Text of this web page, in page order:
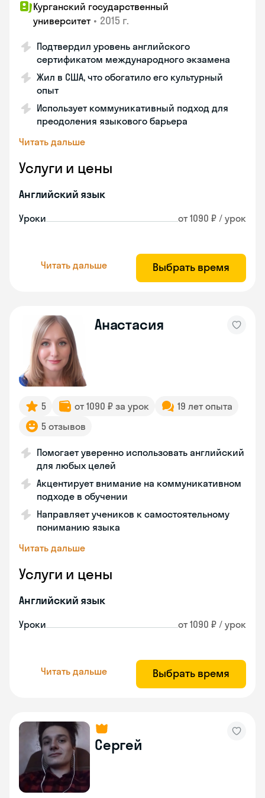
Курганский государственный
университет • 2015 г.
Подтвердил уровень английского
сертификатом международного экзамена
Жил в США, что обогатило его культурный
опыт
Использует коммуникативный подход для
преодоления языкового барьера
Читать дальше
Услуги и цены
Английский язык
Уроки от 1090 ₽ / урок
Читать дальше Выбрать время
Анастасия
5 от 1090 ₽ за урок
19 лет опыта
5 отзывов
Помогает уверенно использовать английский
для любых целей
Акцентирует внимание на коммуникативном
подходе в обучении
Направляет учеников к самостоятельному
пониманию языка
Читать дальше
Услуги и цены
Английский язык
Уроки от 1090 ₽ / урок
Читать дальше Выбрать время
Сергей